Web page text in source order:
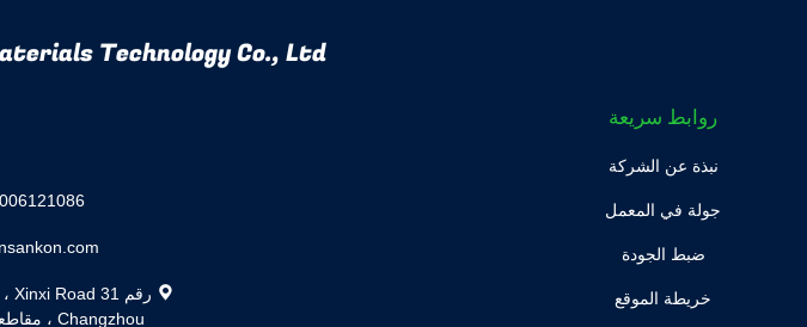
Technology Co., Ltd.
Changzhou ، مقاطعة Jiangsu ، الصين.
روابط سريعة
نبذة عن الشركة
جولة في المعمل
ضبط الجودة
خريطة الموقع